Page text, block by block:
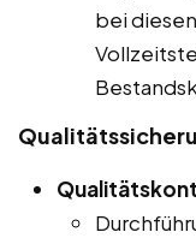
bei